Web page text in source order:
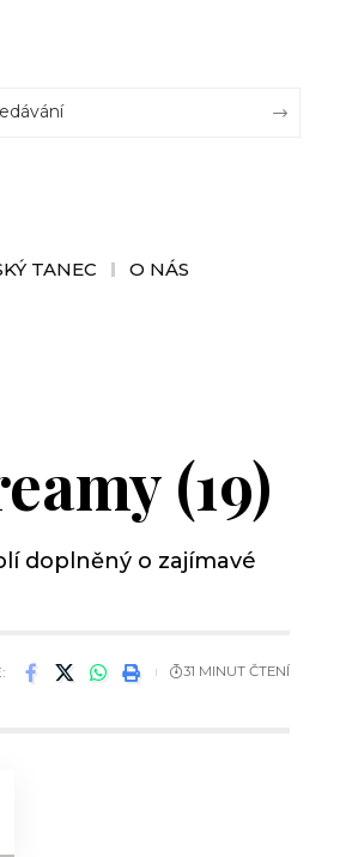
TANEC O NÁS
(19)
doplněný o zajímavé
31 MINUT ČTENÍ